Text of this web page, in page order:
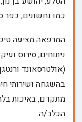
כמו נחשונים, כפר
המרפאה מציעה
ניתוחים, סירוס
(אולטרסאונד
מתקדם, באיכות
הכלב/ה.